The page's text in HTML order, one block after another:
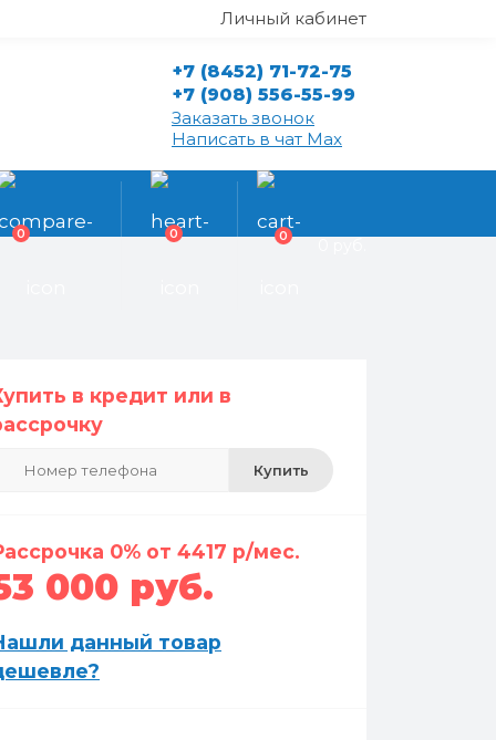
Личный кабинет
+7 (8452) 71-72-75
+7 (908) 556-55-99
Заказать звонок
Написать в чат Max
0 0 0
в кредит или в
Купить
0% от 4417 р/мес.
000 руб.
данный товар